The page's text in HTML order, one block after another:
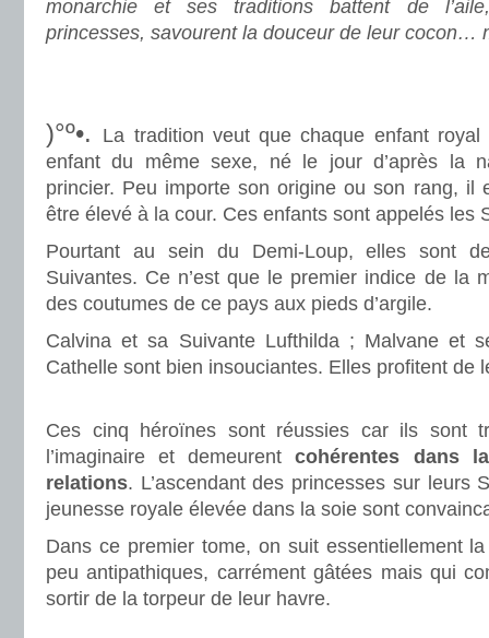
monarchie et ses traditions battent de
princesses, savourent la douceur de leur cocon…
)°º•.
La tradition veut que chaque enfant
enfant du même sexe, né le jour d’après la
princier. Peu importe son origine ou son rang, il
être élevé à la cour. Ces enfants sont appelés les
Pourtant au sein du Demi-Loup, elles sont
Suivantes. Ce n’est que le premier indice de la
des coutumes de ce pays aux pieds d’argile.
Calvina et sa Suivante Lufthilda ; Malvane et
Cathelle sont bien insouciantes. Elles profitent de
Ces cinq héroïnes sont réussies car ils sont
l’imaginaire et demeurent cohérentes dans
relations. L’ascendant des princesses sur leurs
jeunesse royale élevée dans la soie sont
Dans ce premier tome, on suit essentiellement
peu antipathiques, carrément gâtées mais qui
sortir de la torpeur de leur havre.